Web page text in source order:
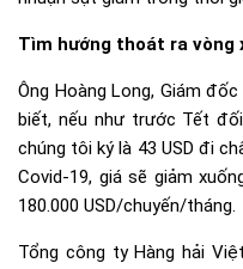
Tìm hướng thoát ra vòng
Ông Hoàng Long, Giám
biết, nếu như trước Tết
chúng tôi ký là 43 USD đi
Covid-19, giá sẽ giảm
180.000 USD/chuyến/tháng.
Tổng công ty Hàng hải